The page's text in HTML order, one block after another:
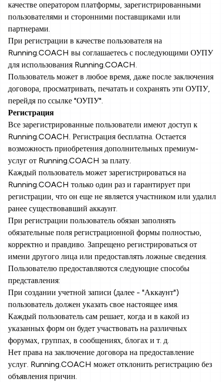
качестве оператором платформы, зарегистрированными
пользователями и сторонними поставщиками или
партнерами.
При регистрации в качестве пользователя на
Running.COACH вы соглашаетесь с последующими ОУПУ
для использования Running.COACH.
Пользователь может в любое время, даже после заключения
договора, просматривать, печатать и сохранять эти ОУПУ,
перейдя по ссылке "ОУПУ".
Регистрация
Все зарегистрированные пользователи имеют доступ к
Running.COACH. Регистрация бесплатна. Остается
возможность приобретения дополнительных премиум-
услуг от Running.COACH за плату.
Каждый пользователь может зарегистрироваться на
Running.COACH только один раз и гарантирует при
регистрации, что он еще не является участником или удалил
ранее существовавший аккаунт.
При регистрации пользователь обязан заполнять
обязательные поля регистрационной формы полностью,
корректно и правдиво. Запрещено регистрироваться от
имени другого лица или предоставлять ложные сведения.
Пользователю предоставляются следующие способы
представления:
При создании учетной записи (далее - "Аккаунт")
пользователь должен указать свое настоящее имя.
Каждый пользователь сам решает, когда и в какой из
указанных форм он будет участвовать на различных
форумах, группах, в сообщениях, блогах и т. д.
Нет права на заключение договора на предоставление
услуг. Running.COACH может отклонить регистрацию без
объявления причин.